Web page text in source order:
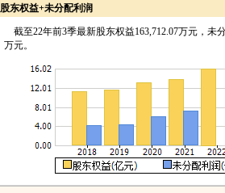
股东权益+未分配利润
截至22年前3季最新股东权益163,712.07万元，未
万元。